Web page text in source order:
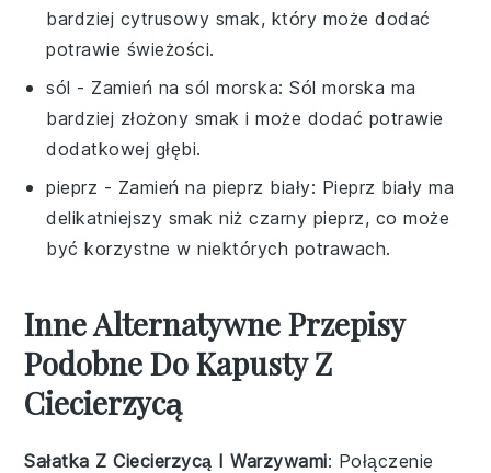
bardziej cytrusowy smak, który może dodać
potrawie świeżości.
sól - Zamień nasól morska: Sól morska ma
bardziej złożony smak i może dodać potrawie
dodatkowej głębi.
pieprz - Zamień na pieprz biały: Pieprz biały ma
delikatniejszy smak niż czarny pieprz, co może
być korzystne w niektórych potrawach.
Inne Alternatywne Przepisy
Podobne Do Kapusty Z
Ciecierzycą
Sałatka Z Ciecierzycą I Warzywami: Połączenie